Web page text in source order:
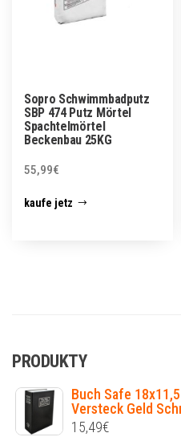
Sopro Schwimmbadputz
SBP 474 Putz Mörtel
Spachtelmörtel
Beckenbau 25KG
55,99€
kaufe jetz
PRODUKTY
Buch Safe
Versteck Geld
15,49€